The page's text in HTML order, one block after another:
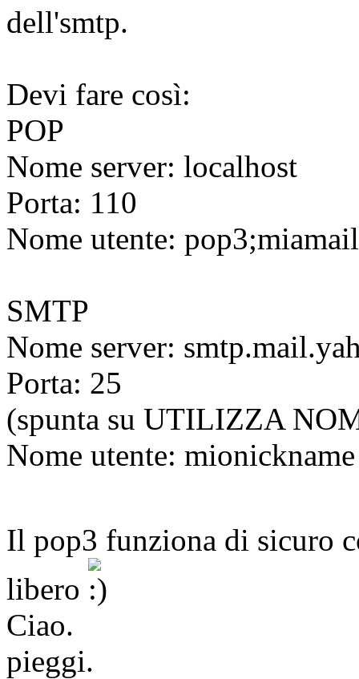
dell'smtp.
Devi fare così:
POP
Nome server: localhost
Porta: 110
Nome utente:
SMTP
Nome server:
Porta: 25
(spunta su UTILIZZA
Nome utente: mionickname
Il pop3 funziona di sicuro
libero
Ciao.
pieggi.